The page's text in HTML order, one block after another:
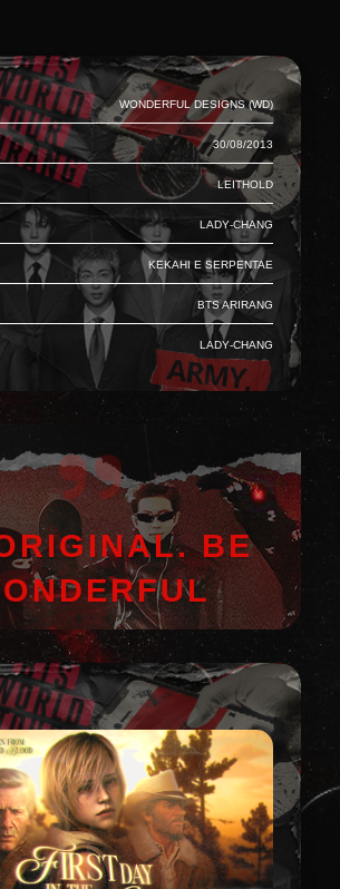
Wonderful Designs (WD)
30/08/2013
Leithold
Lady-Chang
Kekahi e Serpentae
BTS Arirang
Lady-Chang
BE